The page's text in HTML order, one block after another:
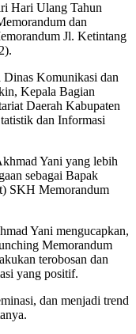
Hari Ulang Tahun
dan
Jl. Ketintang
Komunikasi dan
Kepala Bagian
Daerah Kabupaten
dan Informasi
Yani yang lebih
sebagai Bapak
SKH Memorandum
Yani mengucapkan,
Memorandum
terobosan dan
yang positif.
dan menjadi trend